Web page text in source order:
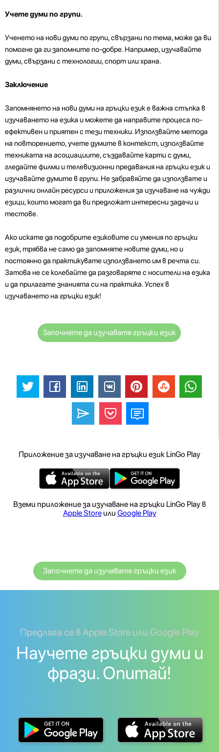
Учете думи по групи.
Ученето на нови думи по групи, свързани по тема, може да ви
помогне да ги запомните по-добре. Например, изучавайте
думи, свързани с технологии, спорт или храна.
Заключение
Запомнянето на нови думи на гръцки език е важна стъпка в
изучаването на езика и можете да направите процеса по-
ефективен и приятен с тези техники. Използвайте метода
на повторението, учете думите в контекст, използвайте
техниката на асоциациите, създавайте карти с думи,
гледайте филми и телевизионни предавания на гръцки език и
изучавайте думите в групи. Не забравяйте да използвате и
различни онлайн ресурси и приложения за изучаване на чужди
езици, които могат да ви предложат интересни задачи и
тестове.
Ако искате да подобрите езиковите си умения по гръцки
език, трябва не само да запомняте новите думи, но и
постоянно да практикувате използването им в речта си.
Затова не се колебайте да разговаряте с носители на езика
и да прилагате знанията си на практика. Успех в
изучаването на гръцки език!
Започнете да изучавате гръцки език
Приложение за изучаване на гръцки език LinGo Play
Вземи приложение за изучаване на гръцки LinGo Play в
Apple Storeили Google Play
Започнете да изучавате гръцки език
Предлага се в Apple Store или Google Play
Научете гръцки думи и
фрази. Опитай!